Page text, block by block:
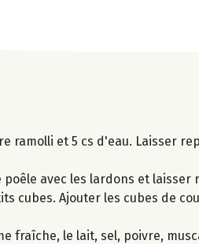
ramolli et 5 cs d'eau. Laisser
avec les lardons et
cubes. Ajouter les cubes de
fraîche, le lait, sel, poivre,